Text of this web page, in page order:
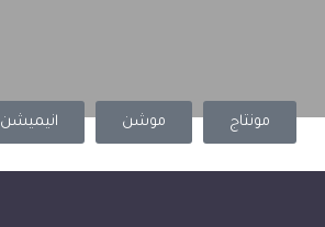
انيميشن موشن مونتاج